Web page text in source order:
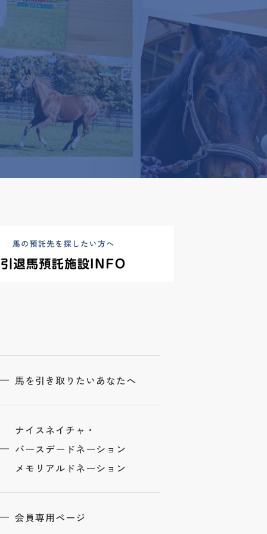
馬を引き取りたいあなたへ
ナイスネイチャ・
バースデードネーション
メモリアルドネーション
会員専用ページ